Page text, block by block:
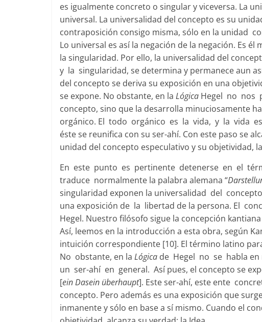
es igualmente concreto o singular y viceversa. La
universal. La universalidad del concepto es su
contraposición consigo misma, sólo en la unidad
Lo universal es así la negación de la negación. Es
la singularidad. Por ello, la universalidad del
y la singularidad, se determina y permanece aun
del concepto se deriva su exposición en una
se expone. No obstante, en la Lógica Hegel no nos
concepto, sino que la desarrolla minuciosamente
orgánico. El todo orgánico es la vida, y la vida
éste se reunifica con su ser-ahí. Con este paso se
unidad del concepto especulativo y su objetividad,
En este punto es pertinente detenerse en el
traduce normalmente la palabra alemana “
singularidad exponen la universalidad del
una exposición de la libertad de la persona. El
Hegel. Nuestro filósofo sigue la concepción
Así, leemos en la introducción a esta obra, según
intuición correspondiente [10]. El término latino
No obstante, en la Lógica de Hegel no se habla en
un ser-ahí en general. Así pues, el concepto se
[ein Dasein überhaupt]. Este ser-ahí, este ente
concepto. Pero además es una exposición que
inmanente y sólo en base a sí mismo. Cuando el